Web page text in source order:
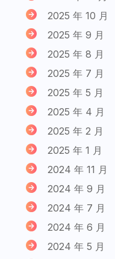
2025 年 10 月
2025 年 9 月
2025 年 8 月
2025 年 7 月
2025 年 5 月
2025 年 4 月
2025 年 2 月
2025 年 1 月
2024 年 11 月
2024 年 9 月
2024 年 7 月
2024 年 6 月
2024 年 5 月